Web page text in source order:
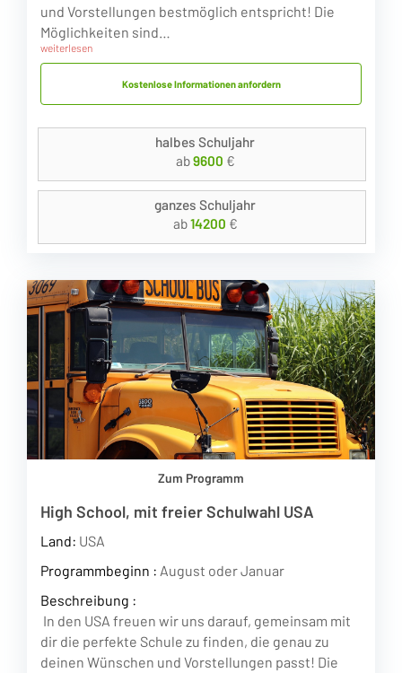
und Vorstellungen bestmöglich entspricht! Die
Möglichkeiten sind…
weiterlesen
Kostenlose Informationen anfordern
halbes Schuljahr
ab9600 €
ganzes Schuljahr
ab14200 €
Zum Programm
High School, mit freier Schulwahl USA
Land: USA
Programmbeginn : August oder Januar
Beschreibung :
In den USA freuen wir uns darauf, gemeinsam mit
dir die perfekte Schule zu finden, die genau zu
deinen Wünschen und Vorstellungen passt! Die